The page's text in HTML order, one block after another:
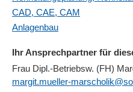
CAD, CAE, CAM
Anlagenbau
Ihr Ansprechpartner für
Frau Dipl.-Betriebsw. (FH)
margit.mueller-